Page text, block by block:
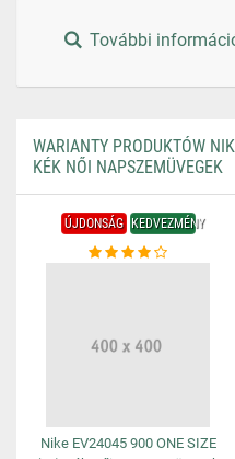
További
WARIANTY PRODUKTÓW
KÉK NŐI NAPSZEMÜVEGEK
ÚJDONSÁG KEDVEZMÉNY
Nike EV24045 900 ONE SIZE